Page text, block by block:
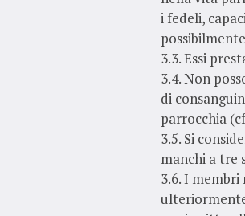
i fedeli,
3.3. Essi
3.4. Non
di
parrocchia
3.5. Si
manchi a tre
3.6. I